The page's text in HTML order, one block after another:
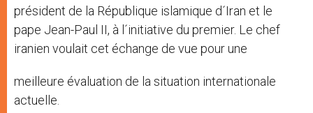
président de la République islamique d´Iran et le
pape Jean-Paul II, à l´initiative du premier. Le chef
iranien voulait cet échange de vue pour une
meilleure évaluation de la situation internationale
actuelle.